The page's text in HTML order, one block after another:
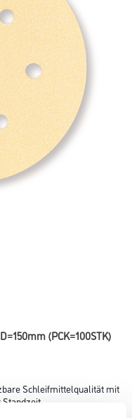
(PCK=100STK)
Schleifmittelqualität mit